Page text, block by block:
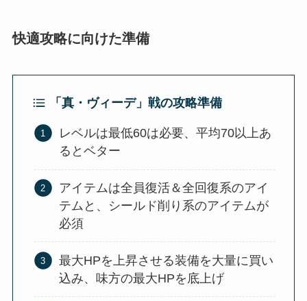
快適攻略に向けた準備
「真・ヴィーデ」戦の攻略準備
レベルは最低60は必要、平均70以上あ
るとベター
アイテムは全員復活＆全回復系のアイ
テムと、シールド削り系のアイテムが
必須
最大HPを上昇させる装備を大量に買い
込み、味方の最大HPを底上げ